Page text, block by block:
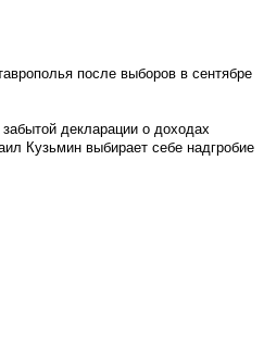
после выборов в сентябре
декларации о доходах
Кузьмин выбирает себе надгробие